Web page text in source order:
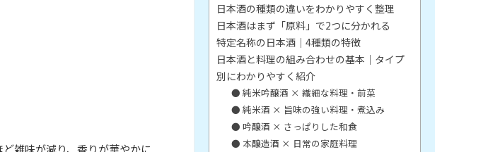
雑味が減り、香りが華やかに
日本酒の種類の違いをわかりやすく整理
日本酒はまず「原料」で2つに分かれる
特定名称の日本酒｜4種類の特徴
日本酒と料理の組み合わせの基本｜タイプ
別にわかりやすく紹介
● 純米吟醸酒 × 繊細な料理・前菜
● 純米酒 × 旨味の強い料理・煮込み
● 吟醸酒 × さっぱりした和食
● 本醸造酒 × 日常の家庭料理